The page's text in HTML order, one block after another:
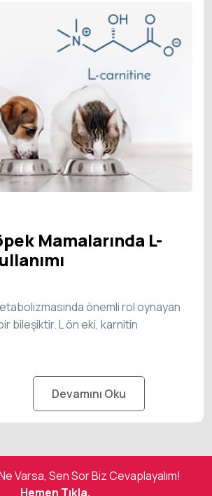
Mamalarında L-
önemli rol oynayan
bileşiktir. L ön eki, karnitin
Devamını Oku
Varsa, Sen Sor Biz Cevaplayalım!
Hemen Tıkla.